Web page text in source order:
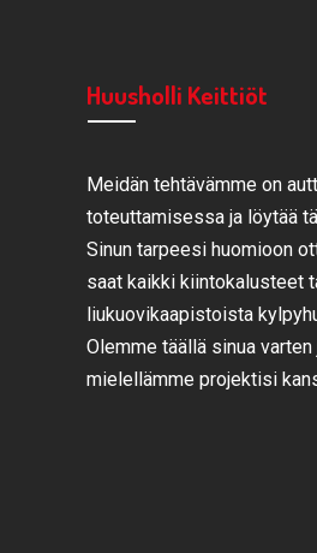
Huusholli Keittiöt
Meidän tehtävämme on
toteuttamisessa ja löytää
Sinun tarpeesi huomioon
saat kaikki kiintokalusteet
liukuovikaapistoista
Olemme täällä sinua
mielellämme projektisi